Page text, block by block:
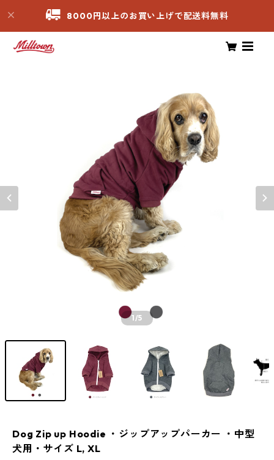
8000円以上のお買い上げで配送料無料
1/5
Dog Zip up Hoodie ・ジップアップパーカー ・中型
犬用・サイズ L, XL